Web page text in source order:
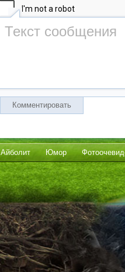
Комментировать
Айболит Юмор